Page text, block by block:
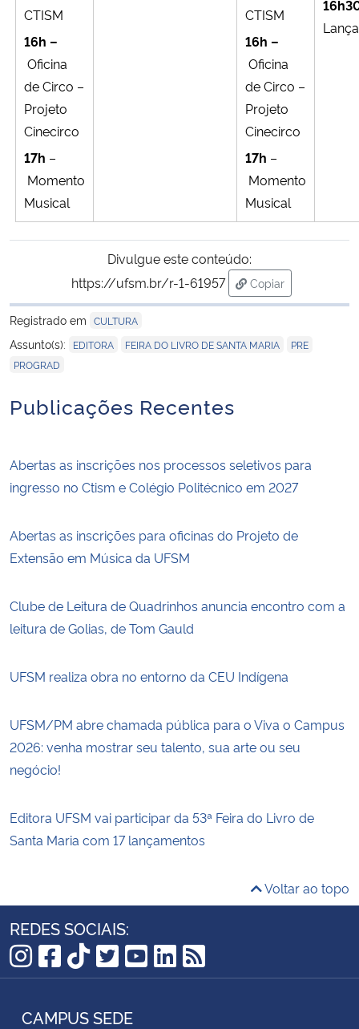
CTISM
16h –
Oficina
de Circo –
Projeto
Cinecirco
17h –
Momento
Musical
CTISM
16h –
Oficina
de Circo –
Projeto
Cinecirco
17h –
Momento
Musical
Divulgue este conteúdo:
https://ufsm.br/r-1-61957
Copiar
para área de
Registrado em CULTURA
Assunto(s): EDITORA FEIRA DO LIVRO DE SANTA MARIA PRE
PROGRAD
Publicações Recentes
Abertas as inscrições nos processos seletivos para
ingresso no Ctism e Colégio Politécnico em 2027
Abertas as inscrições para oficinas do Projeto de
Extensão em Música da UFSM
Clube de Leitura de Quadrinhos anuncia encontro com a
leitura de Golias, de Tom Gauld
UFSM realiza obra no entorno da CEU Indígena
UFSM/PM abre chamada pública para o Viva o Campus
2026: venha mostrar seu talento, sua arte ou seu
negócio!
Editora UFSM vai participar da 53ª Feira do Livro de
Santa Maria com 17 lançamentos
Voltar ao topo
REDES SOCIAIS:
Instagram
Facebook
TikTok
Twitter
YouTube
LinkedIn
RSS
CAMPUS SEDE